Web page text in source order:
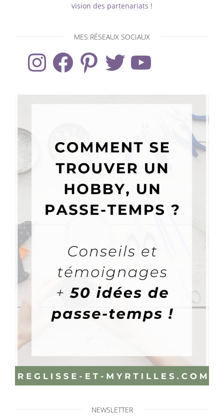
vision des partenariats !
MES RÉSEAUX SOCIAUX
InstagramFacebook Pinterest Twitter
NEWSLETTER